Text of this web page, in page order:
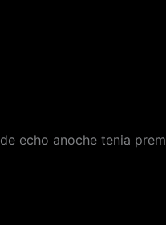
echo anoche tenia